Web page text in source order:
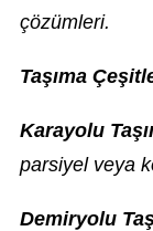
çözümleri.
Taşıma
Karayolu
parsiyel veya
Demiryolu